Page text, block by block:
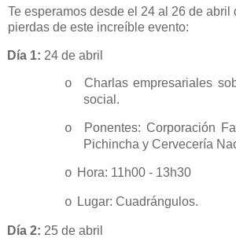
Te esperamos desde el 24 al 26 de abril
pierdas de este increíble evento:
Día 1: 24 de abril
o
Charlas empresariales
social.
o
Ponentes: Corporación
Pichincha y Cervecería
o Hora: 11h00 - 13h30
o Lugar: Cuadrángulos.
Día 2: 25 de abril